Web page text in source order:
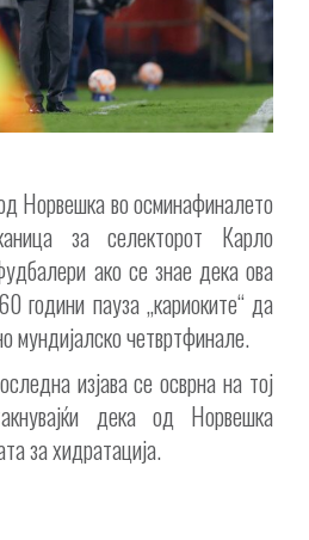
Норвешка во осминафиналето
за селекторот Карло
ако се знае дека ова
години пауза „кариоките“ да
мундијалско четвртфинале.
изјава се осврна на тој
дека од Норвешка
за хидратација.